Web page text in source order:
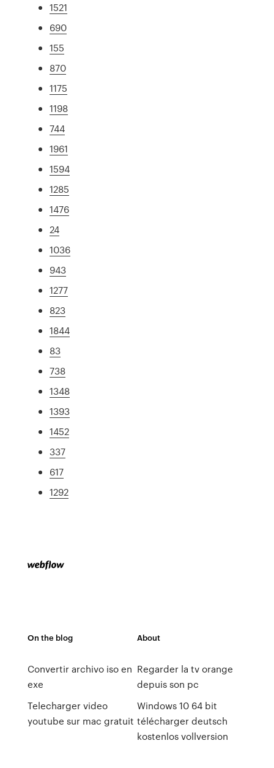
1521
690
155
870
1175
1198
744
1961
1594
1285
1476
24
1036
943
1277
823
1844
83
738
1348
1393
1452
337
617
1292
On the blog
Convertir archivo iso en
exe
Telecharger video
youtube sur mac gratuit
About
Regarder la tv orange
depuis son pc
Windows 10 64 bit
télécharger deutsch
kostenlos vollversion